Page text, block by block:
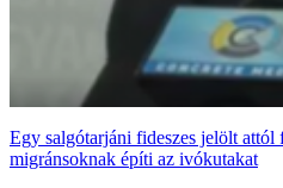
Egy salgótarjáni fideszes jelölt attól
migránsoknak építi az ivókutakat